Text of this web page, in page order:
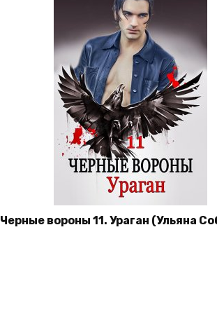
Черные вороны 11. Ураган (Ульяна